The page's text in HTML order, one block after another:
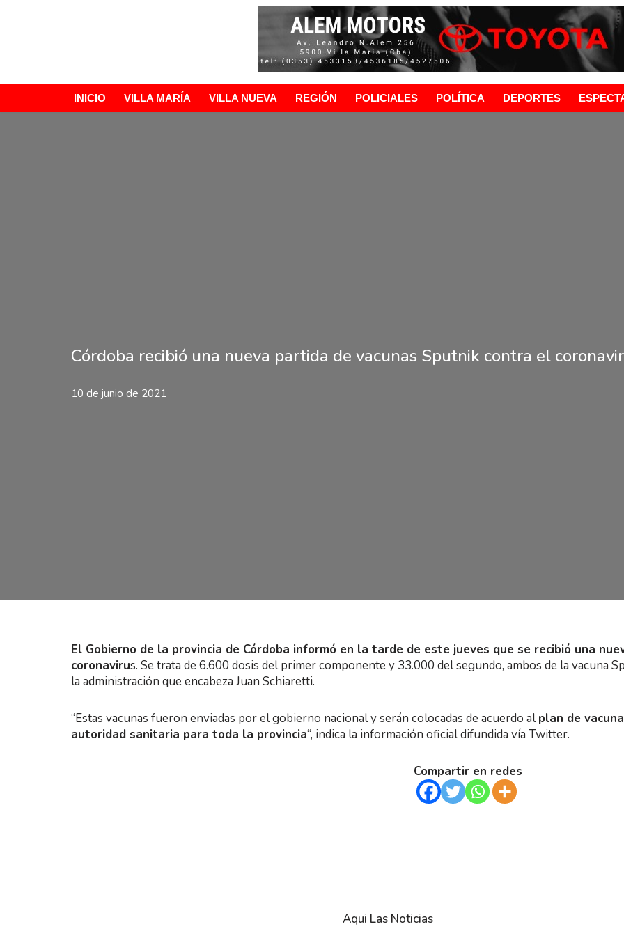
INICIO VILLA MARÍA VILLA NUEVA REGIÓN POLICIALES POLÍTICA DEPORTES
Córdoba recibió una nueva partida de vacunas Sputnik contra el
10 de junio de 2021
El Gobierno de la provincia de Córdoba informó en la tarde de este jueves que se recibió una
coronavirus. Se trata de 6.600 dosis del primer componente y 33.000 del segundo, ambos de la vacuna
la administración que encabeza Juan Schiaretti.
“Estas vacunas fueron enviadas por el gobierno nacional y serán colocadas de acuerdo alplan de
autoridad sanitaria para toda la provincia“, indica la información oficial difundida vía Twitter.
Compartir en redes
Aqui Las Noticias